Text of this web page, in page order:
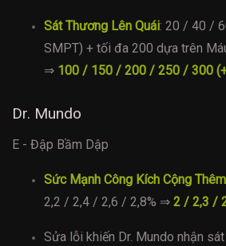
Sát Thương Lên Quái: 20 / 40 /
SMPT) + tối đa 200 dựa trên
⇒ 100 / 150 / 200 / 250 / 300
Dr. Mundo
E - Đập Bầm Dập
Sức Mạnh Công Kích Cộng
2,2 / 2,4 / 2,6 / 2,8% ⇒ 2 / 2,3 /
Sửa lỗi khiến Dr. Mundo nhận